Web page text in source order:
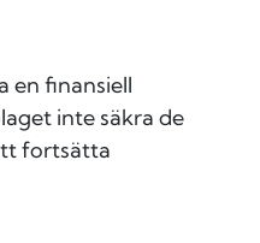
en finansiell
inte säkra de
fortsätta